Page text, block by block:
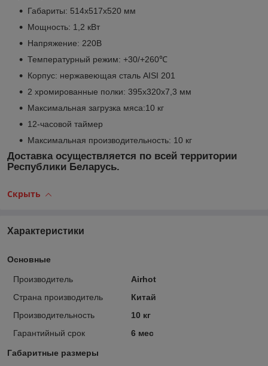
Габариты: 514х517х520 мм
Мощность: 1,2 кВт
Напряжение: 220В
Температурный режим: +30/+260℃
Корпус: нержавеющая сталь AISI 201
2 хромированные полки: 395х320х7,3 мм
Максимальная загрузка мяса:10 кг
12-часовой таймер
Максимальная производительность: 10 кг
Доставка осуществляется по всей территории
Республики Беларусь.
Скрыть
Характеристики
Основные
Производитель
Airhot
Страна производитель
Китай
Производительность
10 кг
Гарантийный срок
6 мес
Габаритные размеры